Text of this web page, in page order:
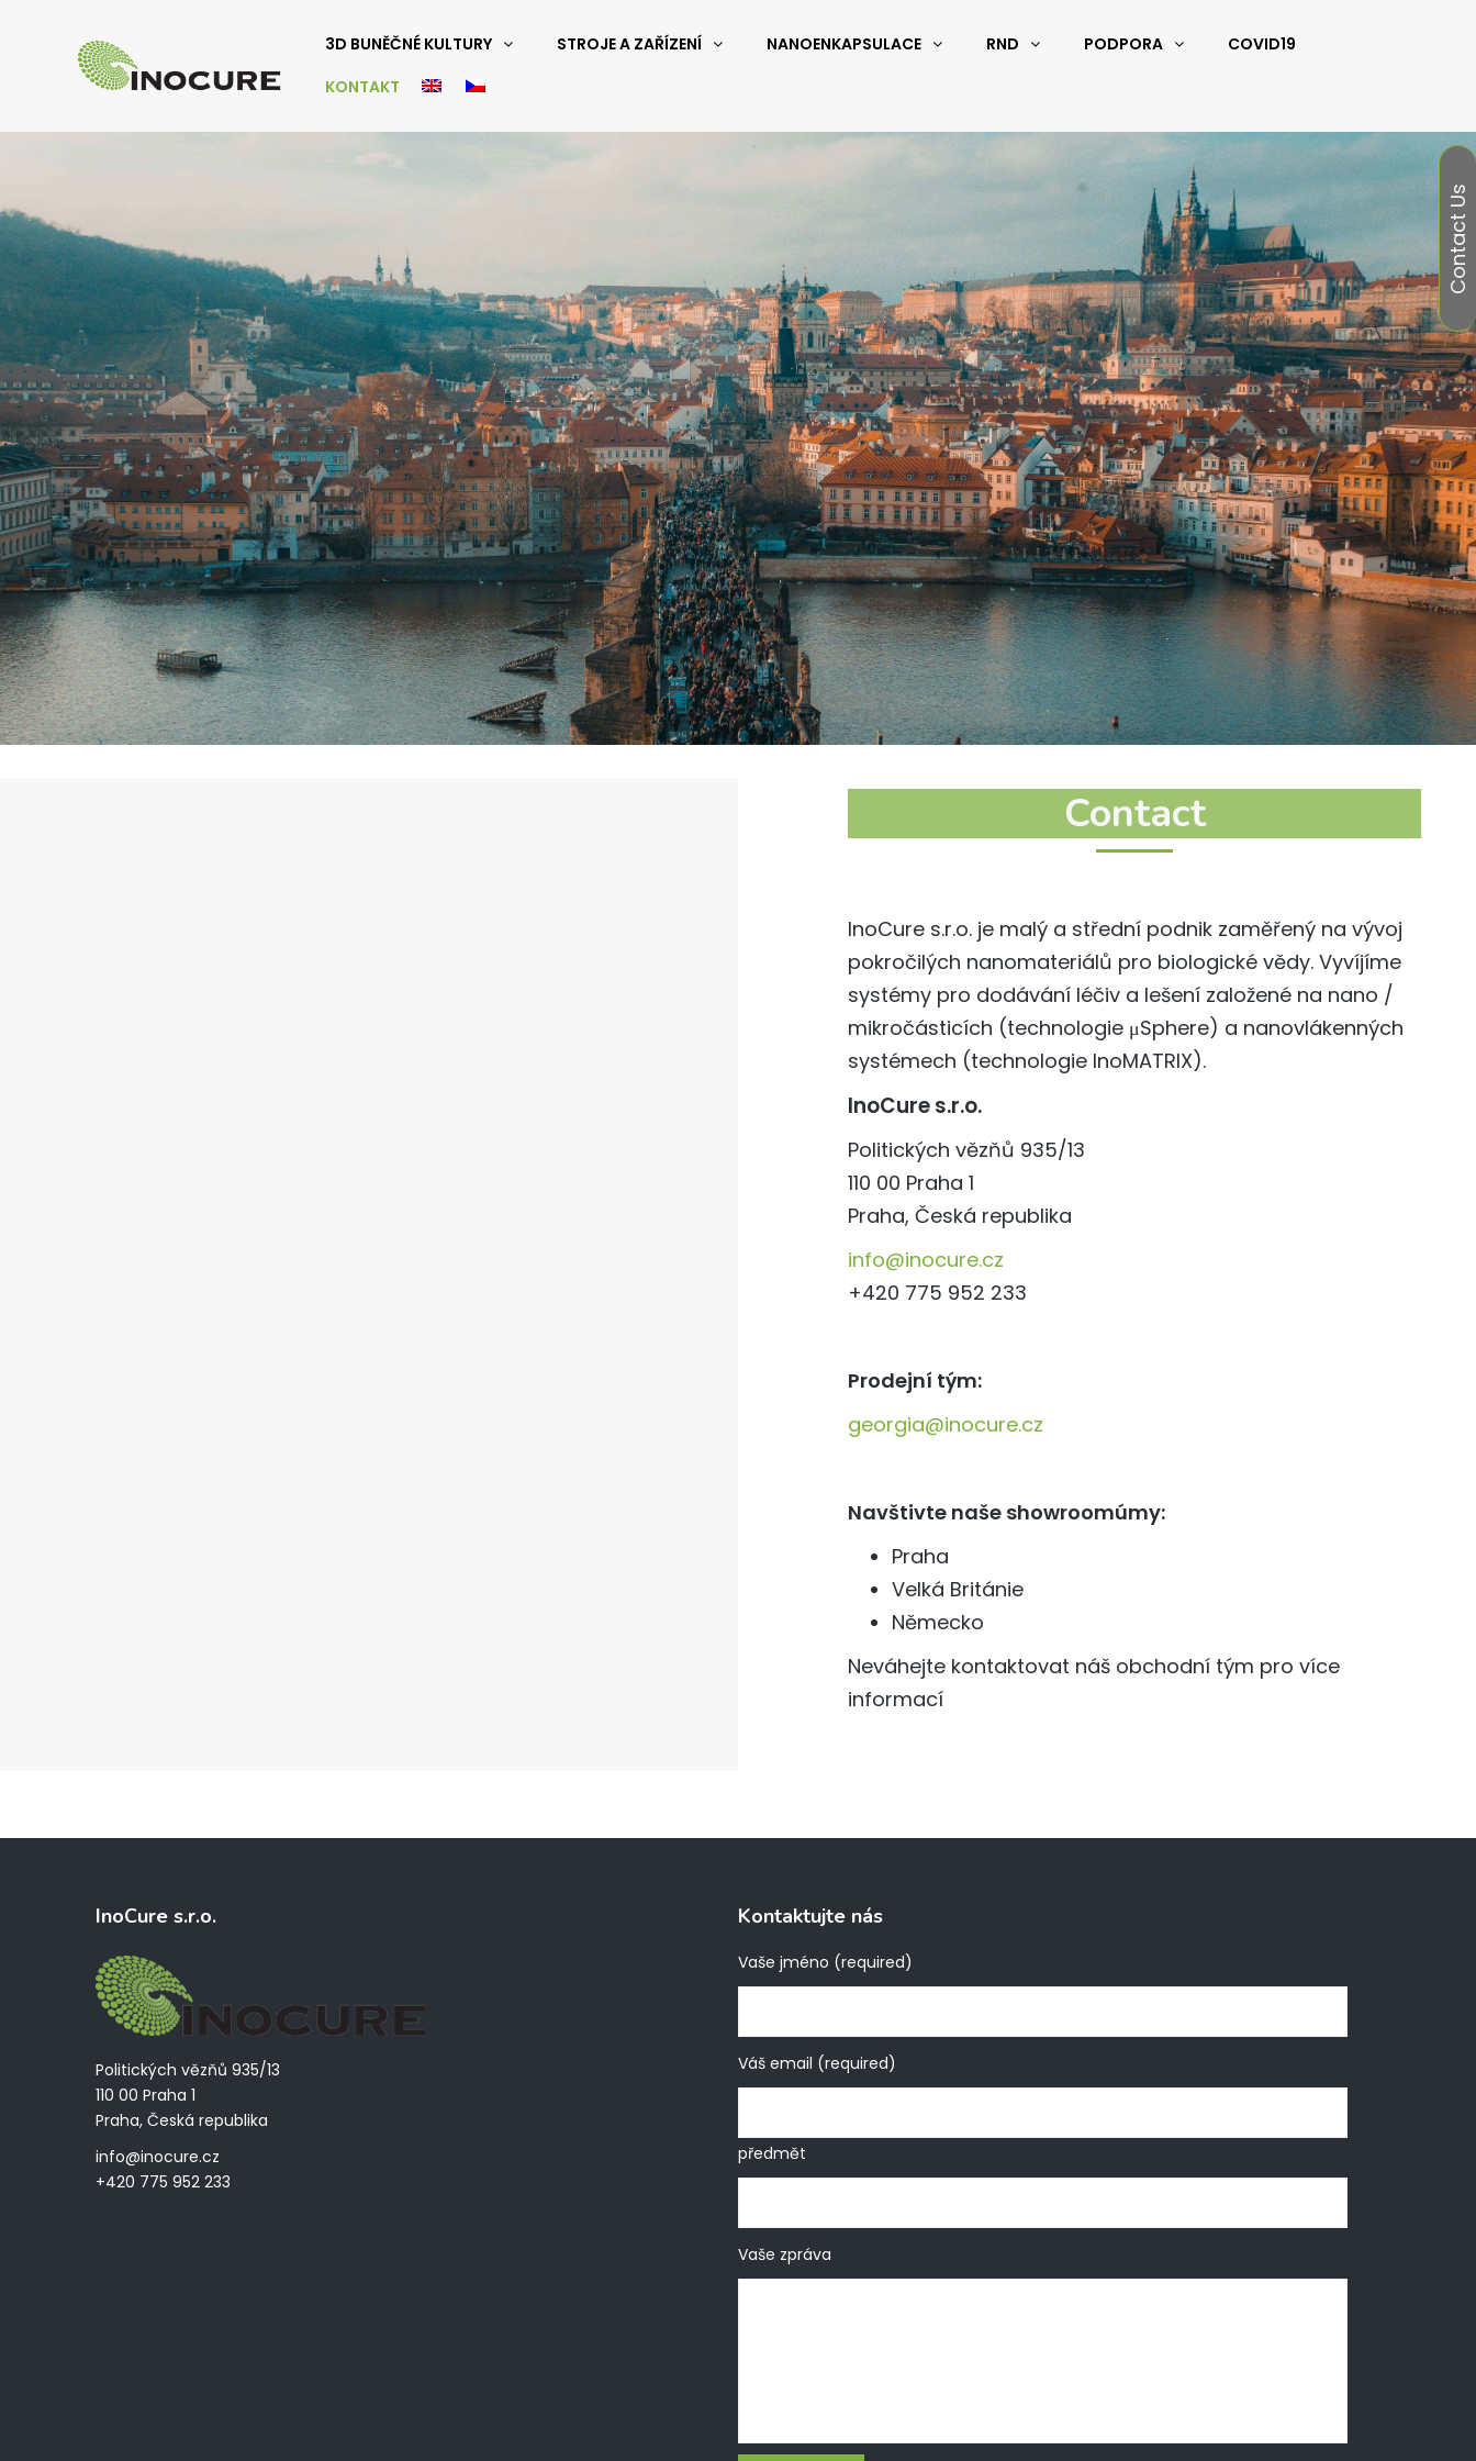
3D BUNĚČNÉ KULTURY STROJE A ZAŘÍZENÍ NANOENKAPSULACE RND PODPORA
COVID19
KONTAKT
Contact
InoCure s.r.o. je malý a střední podnik zaměřený na vývoj
pokročilých nanomateriálů pro biologické vědy. Vyvíjíme
systémy pro dodávání léčiv a lešení založené na nano /
mikročásticích (technologie μSphere) a nanovlákenných
systémech (technologie InoMATRIX).
InoCure s.r.o.
Politických vězňů 935/13
110 00 Praha 1
Praha, Česká republika
info@inocure.cz
+420 775 952 233
Prodejní tým:
georgia@inocure.cz
Navštivte naše showroomúmy:
Praha
Velká Británie
Německo
Neváhejte kontaktovat náš obchodní tým pro více
informací
InoCure s.r.o.
Politických vězňů 935/13
110 00 Praha 1
Praha, Česká republika
info@inocure.cz
+420 775 952 233
Kontaktujte nás
Vaše jméno (required)
Váš email (required)
předmět
Vaše zpráva
Contact Us